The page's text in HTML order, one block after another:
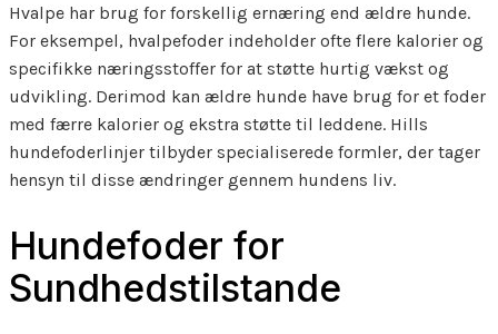
Hvalpe har brug for forskellig ernæring end ældre hunde.
For eksempel, hvalpefoder indeholder ofte flere kalorier og
specifikke næringsstoffer for at støtte hurtig vækst og
udvikling. Derimod kan ældre hunde have brug for et foder
med færre kalorier og ekstra støtte til leddene. Hills
hundefoderlinjer tilbyder specialiserede formler, der tager
hensyn til disse ændringer gennem hundens liv.
Hundefoder for
Sundhedstilstande